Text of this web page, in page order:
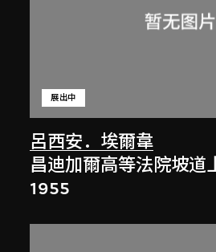
呂西安．埃爾韋
展出中
昌迪加爾高等法院坡道
1955